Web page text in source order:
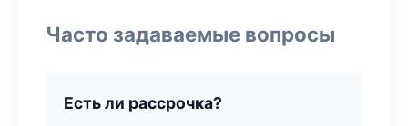
Часто задаваемые вопросы
Есть ли рассрочка?